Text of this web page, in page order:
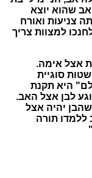
שהוא יוצא
צניעות ואורח
למצוות צריך
אצל אימה.
סוגיית
היא תקנת
לבן אצל האב.
יהיה אצל
ללמדו תורה